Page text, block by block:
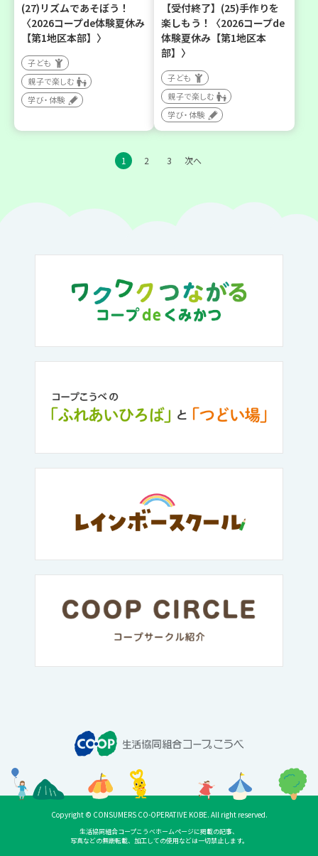
(27)リズムであそぼう！
〈2026コープde体験夏休み
【第1地区本部】〉
子ども
親子で楽しむ
学び・体験
【受付終了】(25)手作りを
楽しもう！〈2026コープde
体験夏休み【第1地区本
部】〉
子ども
親子で楽しむ
学び・体験
1 2 3 次へ
Copyright © CONSUMERS CO-OPERATIVE KOBE. All right reserved.
生活協同組合コープこうべホームページに掲載の記事、
写真などの無断転載、加工しての使用などは一切禁止します。